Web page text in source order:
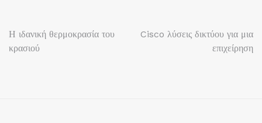
Πλοήγηση
άρθρων
Η ιδανική θερμοκρασία του
κρασιού
Cisco λύσεις δικτύου για μια
επιχείρηση